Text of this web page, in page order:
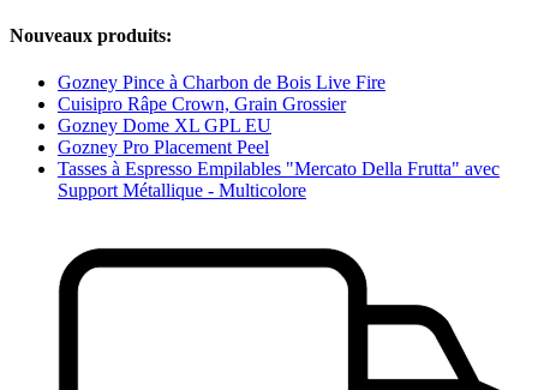
Nouveaux produits:
Gozney Pince à Charbon de Bois Live Fire
Cuisipro Râpe Crown, Grain Grossier
Gozney Dome XL GPL EU
Gozney Pro Placement Peel
Tasses à Espresso Empilables "Mercato Della Frutta" avec
Support Métallique - Multicolore